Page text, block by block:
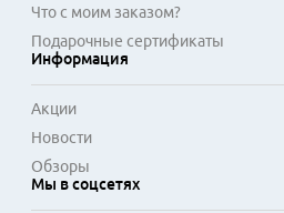
Что с моим заказом?
Подарочные сертификаты
Информация
Акции
Новости
Обзоры
Мы в соцсетях